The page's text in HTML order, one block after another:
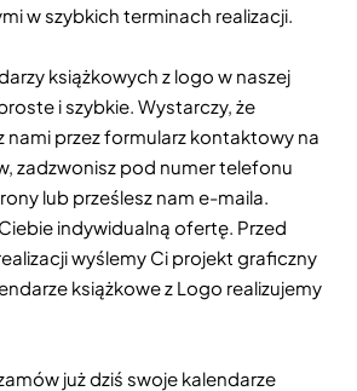
w szybkich terminach realizacji.
książkowych z logo w naszej
i szybkie. Wystarczy, że
nami przez formularz kontaktowy na
zadzwonisz pod numer telefonu
lub prześlesz nam e-maila.
indywidualną ofertę. Przed
wyślemy Ci projekt graficzny
książkowe z Logo realizujemy
już dziś swoje kalendarze